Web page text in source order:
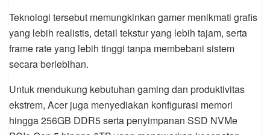
Teknologi tersebut memungkinkan gamer menikmati grafis
yang lebih realistis, detail tekstur yang lebih tajam, serta
frame rate yang lebih tinggi tanpa membebani sistem
secara berlebihan.
Untuk mendukung kebutuhan gaming dan produktivitas
ekstrem, Acer juga menyediakan konfigurasi memori
hingga 256GB DDR5 serta penyimpanan SSD NVMe